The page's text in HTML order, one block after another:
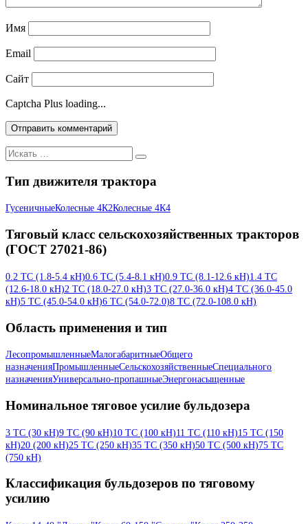
Имя
Email
Сайт
Captcha Plus loading...
Искать:
Тип движителя трактора
ГусеничныеКолесные 4К2Колесные 4К4
Тяговый класс сельскохозяйственных тракторов
(ГОСТ 27021-86)
0.2 ТС (1.8-5.4 кН)0.6 ТС (5.4-8.1 кН)0.9 ТС (8.1-12.6 кН)1.4 ТС
(12.6-18.0 кН)2 ТС (18.0-27.0 кН)3 ТС (27.0-36.0 кН)4 ТС (36.0-45.0
кН)5 ТС (45.0-54.0 кН)6 ТС (54.0-72.0)8 ТС (72.0-108.0 кН)
Область применения и тип
ЛесопромышленныеМалогабаритныеОбщего
назначенияПромышленныеСельскохозяйственныеСпециального
назначенияУниверсально-пропашныеЭнергонасыщенные
Номинальное тяговое усилие бульдозера
3 ТС (30 кН)9 ТС (90 кН)10 ТС (100 кН)11 ТС (110 кН)15 ТС (150
кН)20 (200 кН)25 ТС (250 кН)35 ТС (350 кН)50 ТС (500 кН)75 ТС
(750 кН)
Классификация бульдозеров по тяговому
усилию